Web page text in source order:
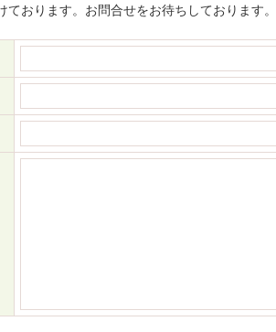
おります。お問合せをお待ちしております。